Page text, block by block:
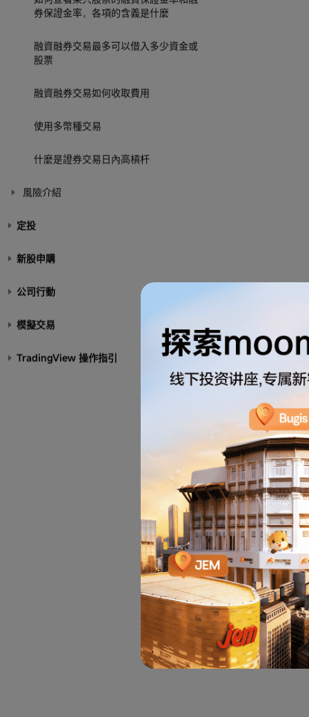
券保證金率，各項的含義是什麼
融資融券交易最多可以借入多少資金或
股票
融資融券交易如何收取費用
使用多幣種交易
什麼是證券交易日內高槓杆
風險介紹
定投
新股申購
公司行動
模擬交易
TradingView 操作指引